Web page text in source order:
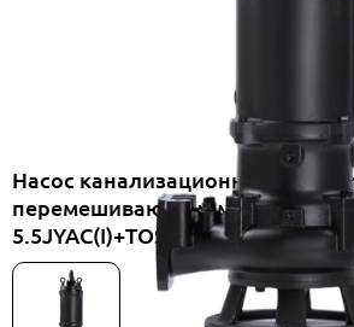
Насос канализационный
перемешивающим механизмом
5.5JYAC(I)+TOS-80